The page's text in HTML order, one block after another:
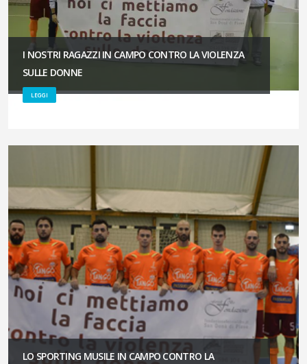
I NOSTRI RAGAZZI IN CAMPO CONTRO LA VIOLENZA
SULLE DONNE
LEGGI
LO SPORTING MUSILE IN CAMPO CONTRO LA